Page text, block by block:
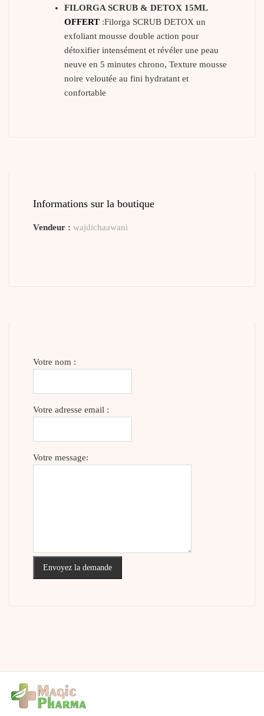
FILORGA SCRUB & DETOX 15ML
OFFERT :Filorga SCRUB DETOX un
exfoliant mousse double action pour
détoxifier intensément et révéler une peau
neuve en 5 minutes chrono, Texture mousse
noire veloutée au fini hydratant et
confortable
Informations sur la boutique
Vendeur : wajdichaawani
Votre nom :
Votre adresse email :
Votre message:
Envoyez la demande